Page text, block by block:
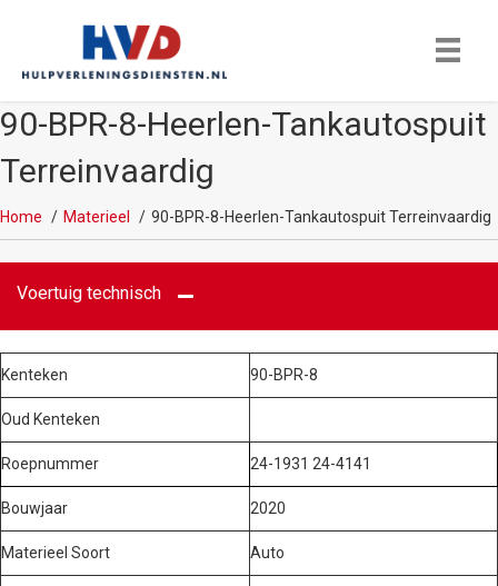
90-BPR-8-Heerlen-Tankautospuit
Terreinvaardig
Home Materieel 90-BPR-8-Heerlen-Tankautospuit Terreinvaardig
Voertuig technisch
Kenteken 90-BPR-8
Oud Kenteken
Roepnummer 24-1931 24-4141
Bouwjaar 2020
Materieel Soort Auto